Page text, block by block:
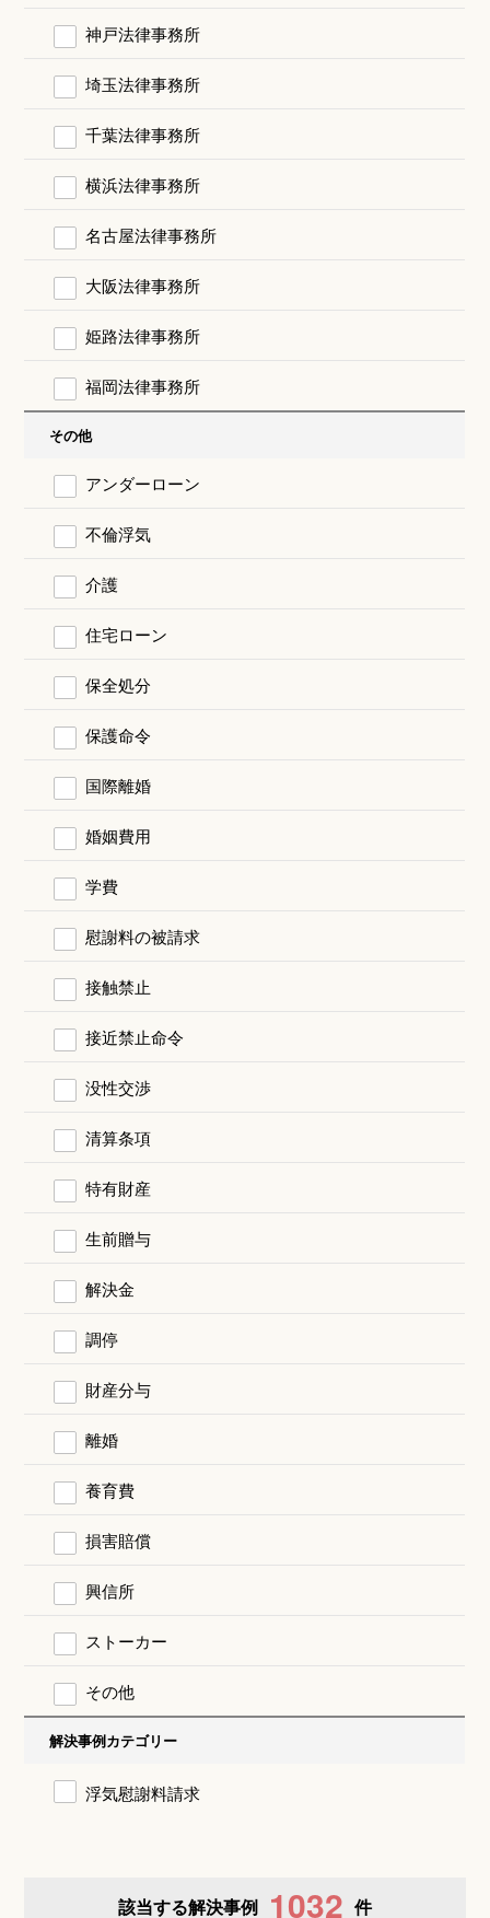
神戸法律事務所
埼玉法律事務所
千葉法律事務所
横浜法律事務所
名古屋法律事務所
大阪法律事務所
姫路法律事務所
福岡法律事務所
その他
アンダーローン
不倫浮気
介護
住宅ローン
保全処分
保護命令
国際離婚
婚姻費用
学費
慰謝料の被請求
接触禁止
接近禁止命令
没性交渉
清算条項
特有財産
生前贈与
解決金
調停
財産分与
離婚
養育費
損害賠償
興信所
ストーカー
その他
解決事例カテゴリー
浮気慰謝料請求
該当する解決事例 1032 件